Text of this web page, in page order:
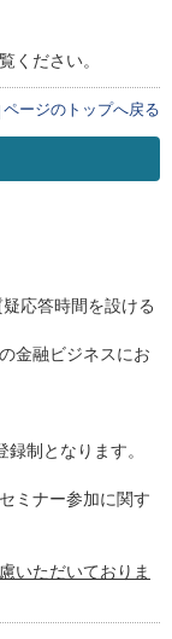
ください。
ページのトップへ戻る
疑応答時間を設ける
金融ビジネスにお
制となります。
ミナー参加に関す
いただいておりま